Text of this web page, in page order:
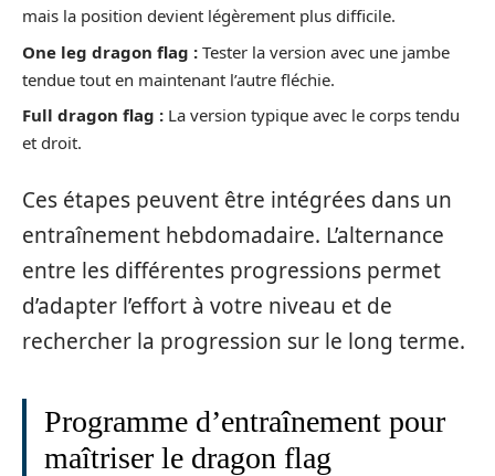
mais la position devient légèrement plus difficile.
One leg dragon flag : Tester la version avec une jambe
tendue tout en maintenant l’autre fléchie.
Full dragon flag : La version typique avec le corps tendu
et droit.
Ces étapes peuvent être intégrées dans un
entraînement hebdomadaire. L’alternance
entre les différentes progressions permet
d’adapter l’effort à votre niveau et de
rechercher la progression sur le long terme.
Programme d’entraînement pour
maîtriser le dragon flag